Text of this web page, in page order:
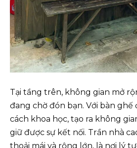
Tại tầng trên, không gian mở
đang chờ đón bạn. Với bàn
cách khoa học, tạo ra không
giữ được sự kết nối. Trần nhà
thoải mái và rộng lớn, là nơi lý